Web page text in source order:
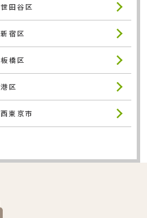
世田谷区
新宿区
板橋区
港区
西東京市